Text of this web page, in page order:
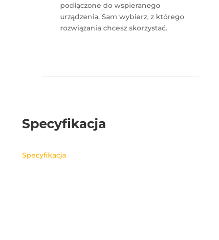
podłączone do wspieranego
urządzenia. Sam wybierz, z którego
rozwiązania chcesz skorzystać.
Specyfikacja
Specyfikacja